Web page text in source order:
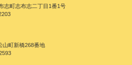
志町志布志二丁目1番1号
町新橋268番地